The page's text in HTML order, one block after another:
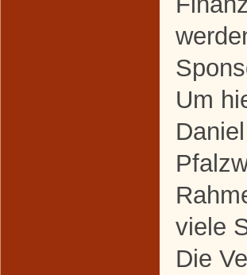
Um
viele
Die